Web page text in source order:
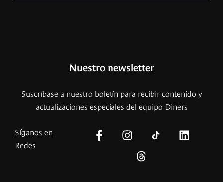
Nuestro newsletter
Suscríbase a nuestro boletín para recibir contenido y
actualizaciones especiales del equipo Diners
Síganos en
Redes